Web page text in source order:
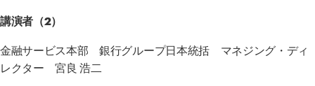
講演者（2）
金融サービス本部 銀行グループ日本統括 マネジング・ディ
レクター 宮良 浩二